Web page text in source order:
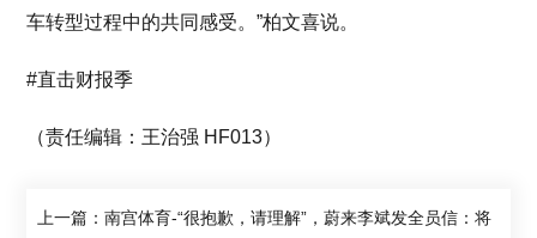
车转型过程中的共同感受。”柏文喜说。
#直击财报季
（责任编辑：王治强 HF013）
上一篇：南宫体育-“很抱歉，请理解”，蔚来李斌发全员信：将